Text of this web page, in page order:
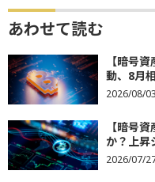
あわせて読む
【暗号
動、8月
2026/08/03
【暗号
か？上昇
2026/07/